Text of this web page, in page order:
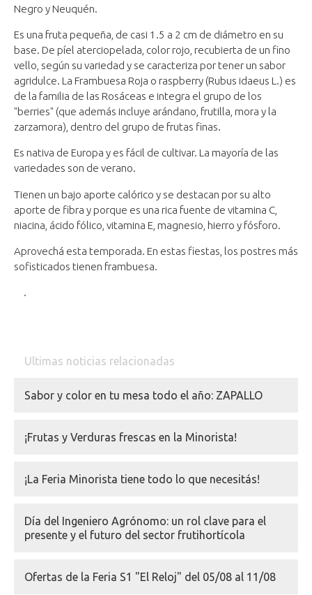
Negro y Neuquén.
Es una fruta pequeña, de casi 1.5 a 2 cm de diámetro en su
base. De píel aterciopelada, color rojo, recubierta de un fino
vello, según su variedad y se caracteriza por tener un sabor
agridulce. La Frambuesa Roja o raspberry (Rubus idaeus L.) es
de la familia de las Rosáceas e integra el grupo de los
"berries" (que además incluye arándano, frutilla, mora y la
zarzamora), dentro del grupo de frutas finas.
Es nativa de Europa y es fácil de cultivar. La mayoría de las
variedades son de verano.
Tienen un bajo aporte calórico y se destacan por su alto
aporte de fibra y porque es una rica fuente de vitamina C,
niacina, ácido fólico, vitamina E, magnesio, hierro y fósforo.
Aprovechá esta temporada. En estas fiestas, los postres más
sofisticados tienen frambuesa.
.
Ultimas noticias relacionadas
Sabor y color en tu mesa todo el año: ZAPALLO
¡Frutas y Verduras frescas en la Minorista!
¡La Feria Minorista tiene todo lo que necesitás!
Día del Ingeniero Agrónomo: un rol clave para el
presente y el futuro del sector frutihortícola
Ofertas de la Feria S1 "El Reloj" del 05/08 al 11/08